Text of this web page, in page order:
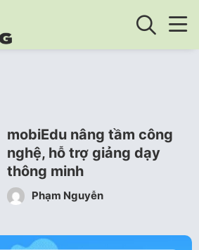
mobiEdu nâng tầm công
nghệ, hỗ trợ giảng dạy
thông minh
Phạm Nguyễn